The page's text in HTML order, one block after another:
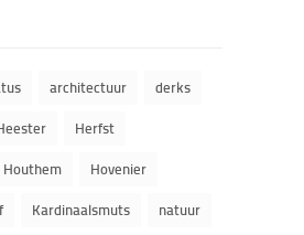
architectuur derks
Herfst
Houthem Hovenier
Kardinaalsmuts natuur